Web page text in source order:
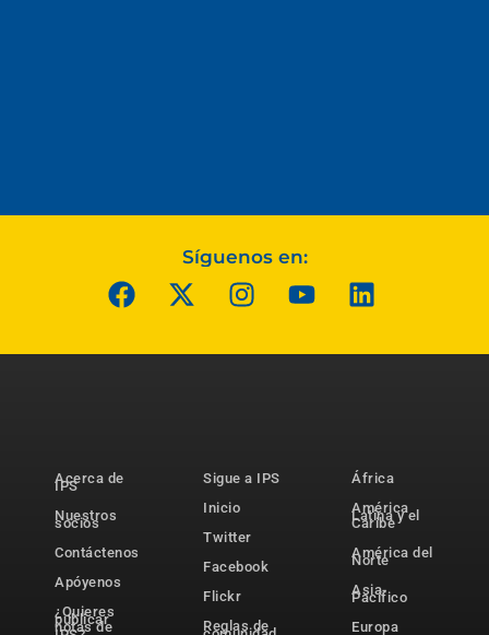
Síguenos en:
Acerca de
IPS
Nuestros
socios
Contáctenos
Apóyenos
¿Quieres
publicar
notas de
Sigue a IPS
Inicio
Twitter
Facebook
Flickr
Reglas de
África
América
Latina y el
Caribe
América del
Norte
Asia-
Pacífico
Europa